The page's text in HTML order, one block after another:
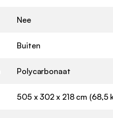
Nee
Buiten
Polycarbonaat
505 x 302 x 218 cm (68,5